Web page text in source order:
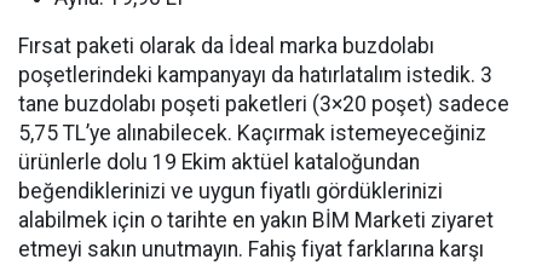
Fırsat paketi olarak da İdeal marka buzdolabı
poşetlerindeki kampanyayı da hatırlatalım istedik. 3
tane buzdolabı poşeti paketleri (3×20 poşet) sadece
5,75 TL’ye alınabilecek. Kaçırmak istemeyeceğiniz
ürünlerle dolu 19 Ekim aktüel kataloğundan
beğendiklerinizi ve uygun fiyatlı gördüklerinizi
alabilmek için o tarihte en yakın BİM Marketi ziyaret
etmeyi sakın unutmayın. Fahiş fiyat farklarına karşı